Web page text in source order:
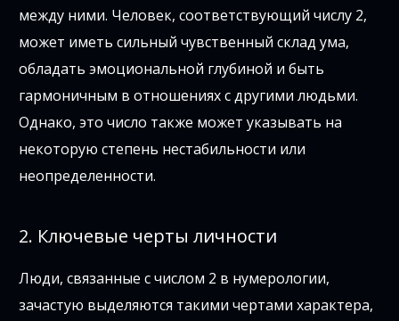
между ними. Человек, соответствующий числу 2,
может иметь сильный чувственный склад ума,
обладать эмоциональной глубиной и быть
гармоничным в отношениях с другими людьми.
Однако, это число также может указывать на
некоторую степень нестабильности или
неопределенности.
2. Ключевые черты личности
Люди, связанные с числом 2 в нумерологии,
зачастую выделяются такими чертами характера,